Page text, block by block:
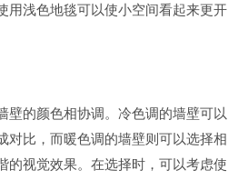
用浅色地毯可以使小空间看起来更开
壁的颜色相协调。冷色调的墙壁可以
对比，而暖色调的墙壁则可以选择相
的视觉效果。在选择时，可以考虑使